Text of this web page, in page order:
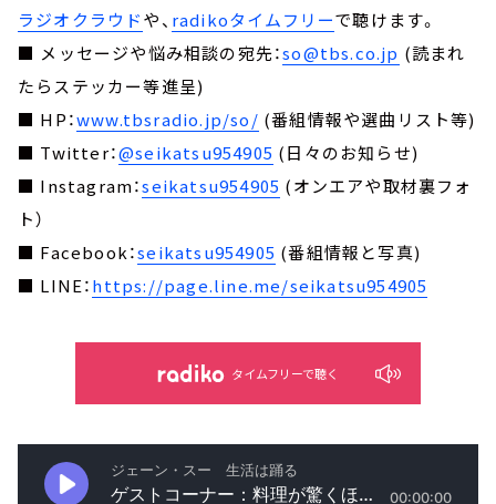
ラジオクラウドや、 radikoタイムフリーで聴けます。
■ メッセージや悩み相談の宛先：so@tbs.co.jp (読まれ
たらステッカー等進呈)
■ HP：www.tbsradio.jp/so/ (番組情報や選曲リスト等)
■ Twitter：@seikatsu954905 (日々のお知らせ)
■ Instagram：seikatsu954905 (オンエアや取材裏フォ
ト）
■ Facebook：seikatsu954905 (番組情報と写真)
■ LINE：https://page.line.me/seikatsu954905
タイムフリーで聴く